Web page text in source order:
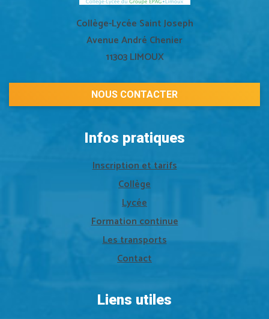
Collège-Lycée Saint Joseph
Avenue André Chenier
11303 LIMOUX
NOUS CONTACTER
Infos pratiques
Inscription et tarifs
Collège
Lycée
Formation continue
Les transports
Contact
Liens utiles